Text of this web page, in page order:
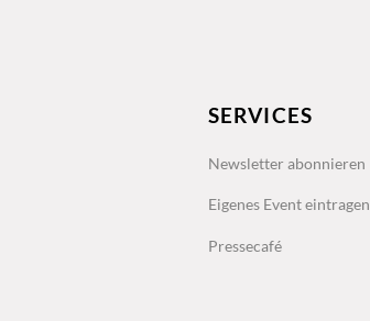
SERVICES
Newsletter abonnieren
Eigenes Event eintragen
Pressecafé